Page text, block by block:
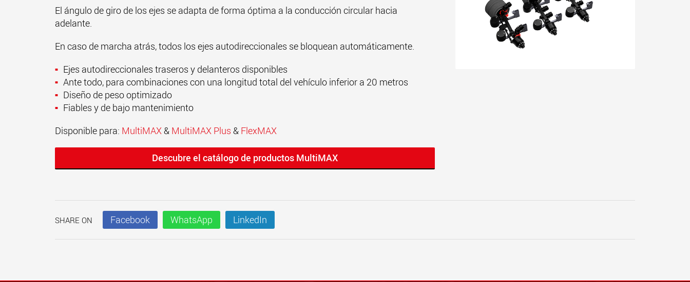
El ángulo de giro de los ejes se adapta de forma óptima a la conducción circular hacia
adelante.
En caso de marcha atrás, todos los ejes autodireccionales se bloquean automáticamente.
Ejes autodireccionales traseros y delanteros disponibles
Ante todo, para combinaciones con una longitud total del vehículo inferior a 20 metros
Diseño de peso optimizado
Fiables y de bajo mantenimiento
Disponible para: MultiMAX& MultiMAX Plus & FlexMAX
Descubre el catálogo de productos MultiMAX
SHARE ON Facebook WhatsApp LinkedIn